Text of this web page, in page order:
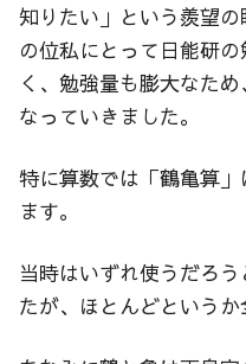
知りたい」という羨望
の位私にとって日能研
く、勉強量も膨大なた
なっていきました。
特に算数では「鶴亀算
ます。
当時はいずれ使うだろ
たが、ほとんどという